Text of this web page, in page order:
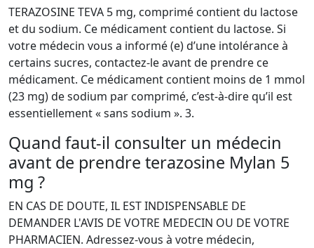
TERAZOSINE TEVA 5 mg, comprimé contient du lactose
et du sodium. Ce médicament contient du lactose. Si
votre médecin vous a informé (e) d’une intolérance à
certains sucres, contactez-le avant de prendre ce
médicament. Ce médicament contient moins de 1 mmol
(23 mg) de sodium par comprimé, c’est-à-dire qu’il est
essentiellement « sans sodium ». 3.
Quand faut-il consulter un médecin
avant de prendre terazosine Mylan 5
mg ?
EN CAS DE DOUTE, IL EST INDISPENSABLE DE
DEMANDER L'AVIS DE VOTRE MEDECIN OU DE VOTRE
PHARMACIEN. Adressez-vous à votre médecin,